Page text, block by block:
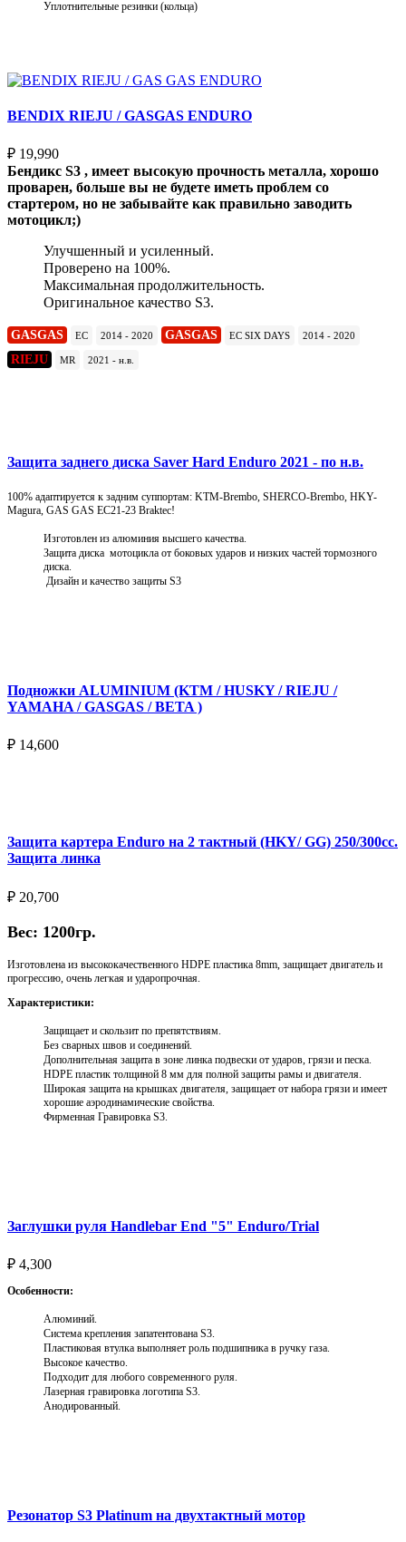
Уплотнительные резинки (кольца)
BENDIX RIEJU / GASGAS ENDURO
₽ 19,990
Бендикс S3 , имеет высокую прочность металла, хорошо
проварен, больше вы не будете иметь проблем со
стартером, но не забывайте как правильно заводить
мотоцикл;)
Улучшенный и усиленный.
Проверено на 100%.
Максимальная продолжительность.
Оригинальное качество S3.
GASGAS EC 2014 - 2020 GASGAS EC SIX DAYS 2014 - 2020
RIEJU MR 2021 - н.в.
Защита заднего диска Saver Hard Enduro 2021 - по н.в.
100% адаптируется к задним суппортам: KTM-Brembo, SHERCO-Brembo, HKY-
Magura, GAS GAS EC21-23 Braktec!
Изготовлен из алюминия высшего качества.
Защита диска мотоцикла от боковых ударов и низких частей тормозного
диска.
Дизайн и качество защиты S3
Подножки ALUMINIUM (KTM / HUSKY / RIEJU /
YAMAHA / GASGAS / BETA )
₽ 14,600
Защита картера Enduro на 2 тактный (HKY/ GG) 250/300cc.
Защита линка
₽ 20,700
Вес: 1200гр.
Изготовлена из высококачественного HDPE пластика 8mm, защищает двигатель и
прогрессию, очень легкая и ударопрочная.
Характеристики:
Защищает и скользит по препятствиям.
Без сварных швов и соединений.
Дополнительная защита в зоне линка подвески от ударов, грязи и песка.
HDPE пластик толщиной 8 мм для полной защиты рамы и двигателя.
Широкая защита на крышках двигателя, защищает от набора грязи и имеет
хорошие аэродинамические свойства.
Фирменная Гравировка S3.
Заглушки руля Handlebar End "5" Enduro/Trial
₽ 4,300
Особенности:
Алюминий.
Система крепления запатентована S3.
Пластиковая втулка выполняет роль подшипника в ручку газа.
Высокое качество.
Подходит для любого современного руля.
Лазерная гравировка логотипа S3.
Анодированный.
Резонатор S3 Platinum на двухтактный мотор